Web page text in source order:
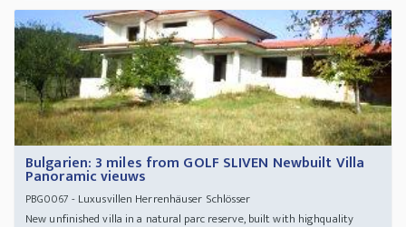
Bulgarien: 3 miles from GOLF SLIVEN Newbuilt Villa
Panoramic vieuws
PBG0067 - Luxusvillen Herrenhäuser Schlösser
New unfinished villa in a natural parc reserve, built with highquality